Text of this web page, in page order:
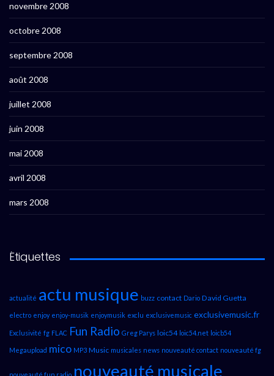
novembre 2008
octobre 2008
septembre 2008
août 2008
juillet 2008
juin 2008
mai 2008
avril 2008
mars 2008
Étiquettes
actualité actu musique buzz contact Dario David Guetta
electro enjoy enjoy-musik enjoymusik exclu exclusivemusic exclusivemusic.fr
Exclusivité fg FLAC Fun Radio Greg Parys loic54 loic54.net loicb54
Megaupload mico MP3 Music musicales news nouveauté contact nouveauté fg
nouveauté musicale